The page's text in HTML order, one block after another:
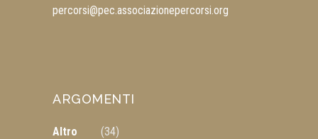
percorsi@pec.associazionepercorsi.org
ARGOMENTI
Altro
(34)